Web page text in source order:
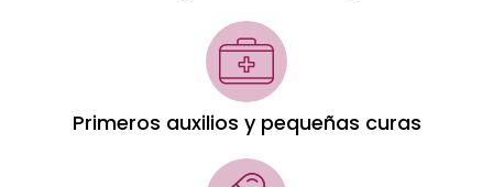
Primeros auxilios y pequeñas curas